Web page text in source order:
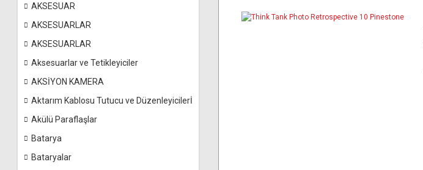
AKSESUAR
AKSESUARLAR
AKSESUARLAR
Aksesuarlar ve Tetikleyiciler
AKSİYON KAMERA
Aktarım Kablosu Tutucu ve Düzenleyicilerİ
Akülü Paraflaşlar
Batarya
Bataryalar